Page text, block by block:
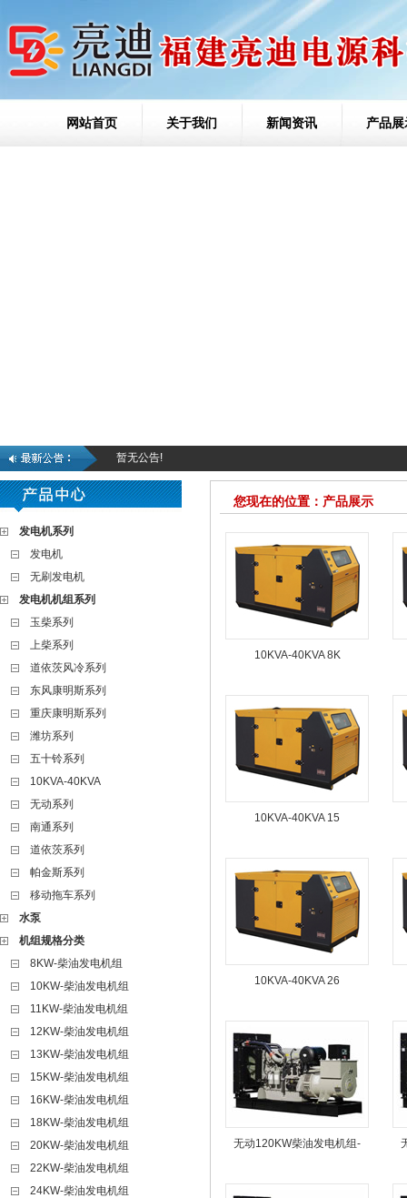
网站首页 关于我们 新闻资讯 产品展
暂无公告!
发电机系列
发电机
无刷发电机
发电机机组系列
玉柴系列
上柴系列
道依茨风冷系列
东风康明斯系列
重庆康明斯系列
潍坊系列
五十铃系列
10KVA-40KVA
无动系列
南通系列
道依茨系列
帕金斯系列
移动拖车系列
水泵
机组规格分类
8KW-柴油发电机组
10KW-柴油发电机组
11KW-柴油发电机组
12KW-柴油发电机组
13KW-柴油发电机组
15KW-柴油发电机组
16KW-柴油发电机组
18KW-柴油发电机组
20KW-柴油发电机组
22KW-柴油发电机组
24KW-柴油发电机组
您现在的位置：产品展示
10KVA-40KVA 8K
10KVA-40KVA 15
10KVA-40KVA 26
无动120KW柴油发电机组-